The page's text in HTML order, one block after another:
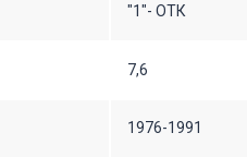
"1"- ОТК
7,6
1976-1991